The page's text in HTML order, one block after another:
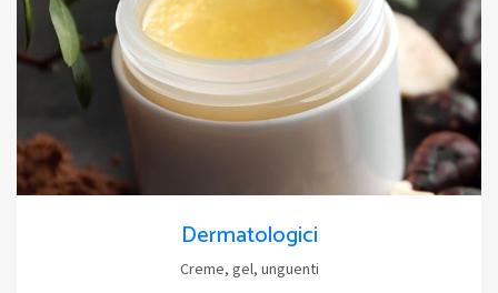
Dermatologici
Creme, gel, unguenti